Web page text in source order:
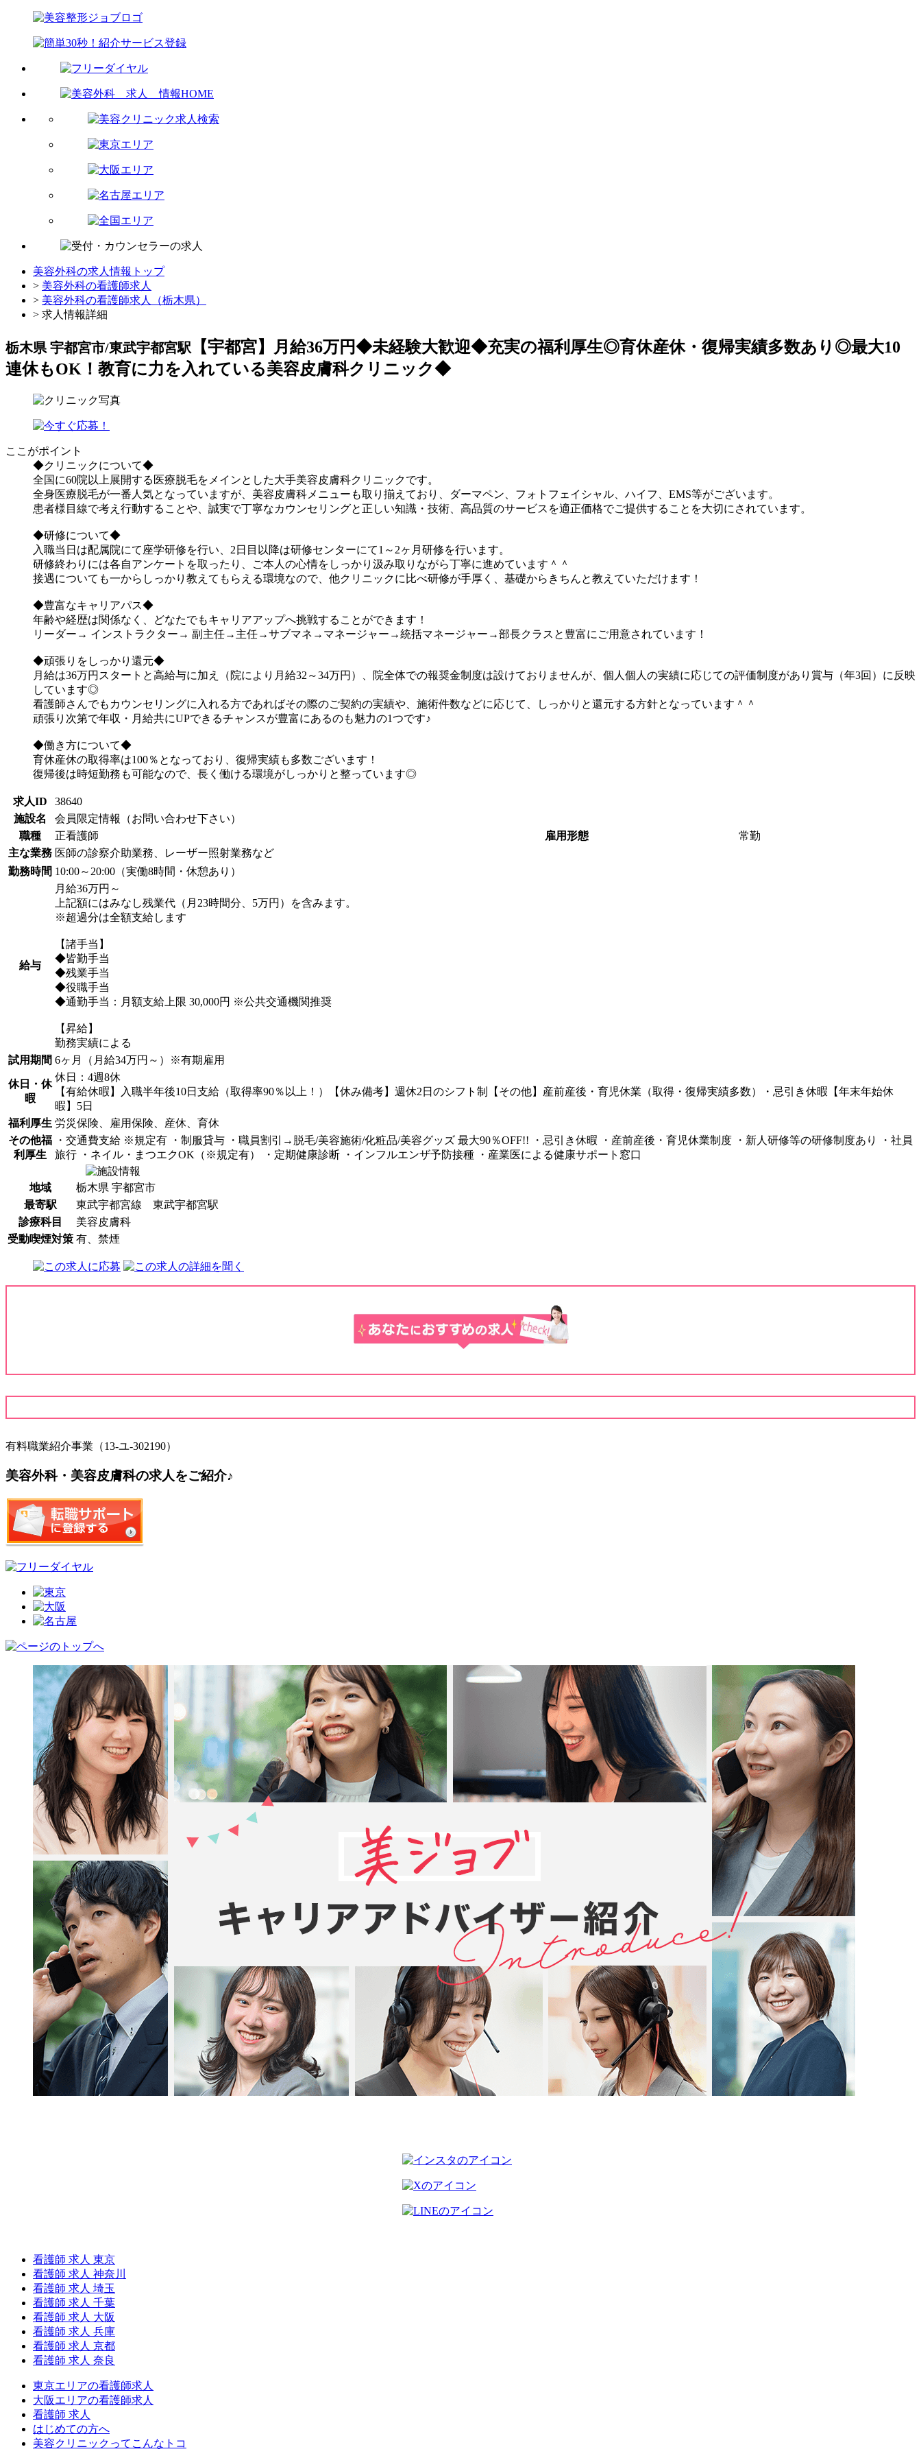
美容外科の求人情報トップ
> 美容外科の看護師求人
> 美容外科の看護師求人（栃木県）
> 求人情報詳細
栃木県 宇都宮市/東武宇都宮駅
【宇都宮】月給36万円◆未経験大歓迎◆充実の福利厚生◎育休産休・復帰実績多数あり◎最大10
連休もOK！教育に力を入れている美容皮膚科クリニック◆
ここがポイント
◆クリニックについて◆
全国に60院以上展開する医療脱毛をメインとした大手美容皮膚科クリニックです。
全身医療脱毛が一番人気となっていますが、美容皮膚科メニューも取り揃えており、ダーマペン、フォトフェイシャル、ハイフ、EMS等がございます。
患者様目線で考え行動することや、誠実で丁寧なカウンセリングと正しい知識・技術、高品質のサービスを適正価格でご提供することを大切にされています。
◆研修について◆
入職当日は配属院にて座学研修を行い、2日目以降は研修センターにて1～2ヶ月研修を行います。
研修終わりには各自アンケートを取ったり、ご本人の心情をしっかり汲み取りながら丁寧に進めています＾＾
接遇についても一からしっかり教えてもらえる環境なので、他クリニックに比べ研修が手厚く、基礎からきちんと教えていただけます！
◆豊富なキャリアパス◆
年齢や経歴は関係なく、どなたでもキャリアアップへ挑戦することができます！
リーダー→ インストラクター→ 副主任→主任→サブマネ→マネージャー→統括マネージャー→部長クラスと豊富にご用意されています！
◆頑張りをしっかり還元◆
月給は36万円スタートと高給与に加え（院により月給32～34万円）、院全体での報奨金制度は設けておりませんが、個人個人の実績に応じての評価制度があり賞与（年3回）に反映
しています◎
看護師さんでもカウンセリングに入れる方であればその際のご契約の実績や、施術件数などに応じて、しっかりと還元する方針となっています＾＾
頑張り次第で年収・月給共にUPできるチャンスが豊富にあるのも魅力の1つです♪
◆働き方について◆
育休産休の取得率は100％となっており、復帰実績も多数ございます！
復帰後は時短勤務も可能なので、長く働ける環境がしっかりと整っています◎
求人ID
38640
施設名
会員限定情報（お問い合わせ下さい）
職種
正看護師 雇用形態
常勤
主な業務 医師の診察介助業務、レーザー照射業務など
勤務時間 10:00～20:00（実働8時間・休憩あり）
給与
月給36万円～
上記額にはみなし残業代（月23時間分、5万円）を含みます。
※超過分は全額支給します
【諸手当】
◆皆勤手当
◆残業手当
◆役職手当
◆通勤手当：月額支給上限 30,000円 ※公共交通機関推奨
【昇給】
勤務実績による
試用期間 6ヶ月（月給34万円～）※有期雇用
休日・休
暇
休日：4週8休
【有給休暇】入職半年後10日支給（取得率90％以上！）【休み備考】週休2日のシフト制【その他】産前産後・育児休業（取得・復帰実績多数）・忌引き休暇【年末年始休
暇】5日
福利厚生 労災保険、雇用保険、産休、育休
その他福
利厚生
・交通費支給 ※規定有 ・制服貸与 ・職員割引→脱毛/美容施術/化粧品/美容グッズ 最大90％OFF!! ・忌引き休暇 ・産前産後・育児休業制度 ・新人研修等の研修制度あり ・社員
旅行 ・ネイル・まつエクOK（※規定有） ・定期健康診断 ・インフルエンザ予防接種 ・産業医による健康サポート窓口
地域
栃木県 宇都宮市
最寄駅
東武宇都宮線 東武宇都宮駅
診療科目
美容皮膚科
受動喫煙対策 有、禁煙
有料職業紹介事業（13-ユ-302190）
美容外科・美容皮膚科の求人をご紹介♪
看護師 求人 東京
看護師 求人 神奈川
看護師 求人 埼玉
看護師 求人 千葉
看護師 求人 大阪
看護師 求人 兵庫
看護師 求人 京都
看護師 求人 奈良
東京エリアの看護師求人
大阪エリアの看護師求人
看護師 求人
はじめての方へ
美容クリニックってこんなトコ